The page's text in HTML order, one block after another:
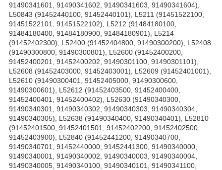
91490341601, 91490341602, 91490341603, 91490341604),
L50843 (91452440100, 91452440101), L5211 (91451522100,
91451522101, 91451522102), L5212 (91484180100,
91484180400, 91484180900, 91484180901), L5214
(91452402300), L52400 (91452404800, 91490300200), L52408
(91490300800, 91490300801), L52600 (91452400200,
91452400201, 91452400202, 91490301100, 91490301101),
L52608 (91452403000, 91452403001), L52609 (91452401001),
L52610 (91490300401, 91452405000, 91490300600,
91490300601), L52612 (91452403500, 91452400400,
91452400401, 91452400402), L52630 (91490340300,
91490340301, 91490340302, 91490340303, 91490340304,
91490340305), L52638 (91490340400, 91490340401), L52810
(91452401500, 91452401501, 91452402200, 91452402500,
91452403900), L52840 (91452441200, 91490340700,
91490340701, 91452440000, 91452441300, 91490340000,
91490340001, 91490340002, 91490340003, 91490340004,
91490340005, 91490340100, 91490340101, 91490341100,